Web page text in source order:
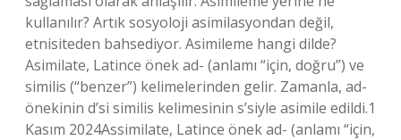
kullanılır? Artık sosyoloji asimilasyondan değil,
etnisiteden bahsediyor. Asimileme hangi dilde?
Asimilate, Latince önek ad- (anlamı “için, doğru”) ve
similis (“benzer”) kelimelerinden gelir. Zamanla, ad-
önekinin d’si similis kelimesinin s’siyle asimile edildi.1
Kasım 2024Assimilate, Latince önek ad- (anlamı “için,